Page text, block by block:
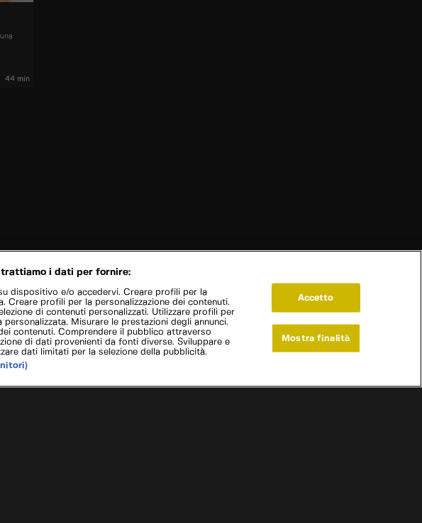
44 min
i dati per fornire:
dispositivo e/o accedervi. Creare profili per la
Creare profili per la personalizzazione dei contenuti.
di contenuti personalizzati. Utilizzare profili per
personalizzata. Misurare le prestazioni degli annunci.
contenuti. Comprendere il pubblico attraverso
di dati provenienti da fonti diverse. Sviluppare e
dati limitati per la selezione della pubblicità.
Accetto
Mostra finalità